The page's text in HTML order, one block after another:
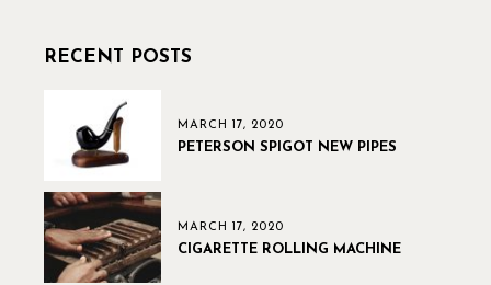
RECENT POSTS
MARCH 17, 2020
PETERSON SPIGOT NEW PIPES
MARCH 17, 2020
CIGARETTE ROLLING MACHINE